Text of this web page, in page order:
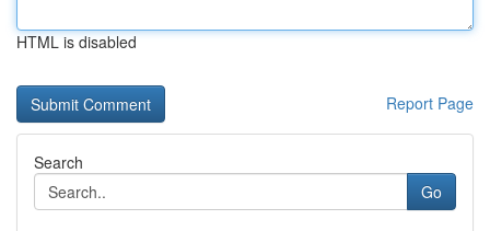
HTML is disabled
Report Page
Search
Go